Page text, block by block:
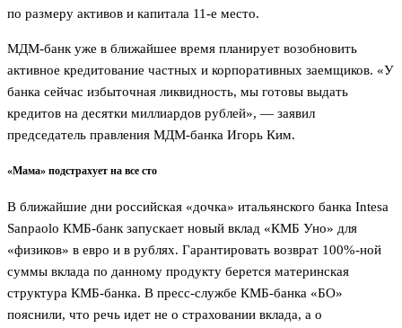
по размеру активов и капитала 11-е место.
МДМ-банк уже в ближайшее время планирует возобновить
активное кредитование частных и корпоративных заемщиков. «У
банка сейчас избыточная ликвидность, мы готовы выдать
кредитов на десятки миллиардов рублей», — заявил
председатель правления МДМ-банка Игорь Ким.
«Мама» подстрахует на все сто
В ближайшие дни российская «дочка» итальянского банка Intesa
Sanpaolo КМБ-банк запускает новый вклад «КМБ Уно» для
«физиков» в евро и в рублях. Гарантировать возврат 100%-ной
суммы вклада по данному продукту берется материнская
структура КМБ-банка. В пресс-службе КМБ-банка «БО»
пояснили, что речь идет не о страховании вклада, а о